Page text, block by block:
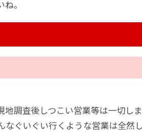
。
調査後しつこい営業等は一切し
ぐいぐい行くような営業は全然